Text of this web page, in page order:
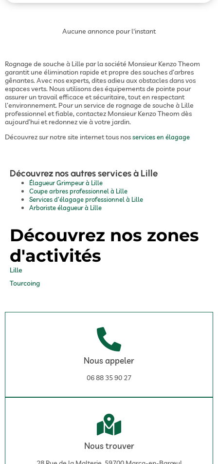
Aucune annonce pour l'instant
Rognage de souche à Lille par la société Monsieur Kenzo Theom
garantit une élimination rapide et propre des souches d’arbres
gênantes. Avec nos experts, dites adieu aux obstacles dans vos
espaces verts. Nous utilisons des équipements de pointe pour
assurer un travail efficace et sécuritaire, tout en respectant
l’environnement. Pour un service de rognage de souche à Lille
professionnel et fiable, contactez Monsieur Kenzo Theom dès
aujourd’hui et redonnez vie à votre jardin.
Découvrez sur notre site internet tous nosservices en élagage
Découvrez nos autres services à Lille
Élagueur Grimpeur à Lille
Coupe arbres professionnel à Lille
Services d’élagage professionnel à Lille
Arboriste élagueur à Lille
Découvrez nos zones
d'activités
Lille
Tourcoing
Nous appeler
06 88 35 90 27
Nous trouver